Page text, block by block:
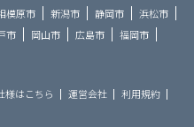
模原市 新潟市 静岡市
浜松市
市 岡山市 広島市
福岡市
様はこちら 運営会社
利用規約